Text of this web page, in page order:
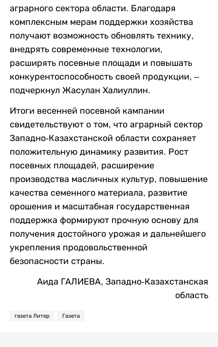
аграрного сектора области. Благодаря
комплексным мерам поддержки хозяйства
получают возможность обновлять технику,
внедрять современные технологии,
расширять посевные площади и повышать
конкурентоспособность своей продукции, –
подчеркнул Жасулан Халиуллин.
Итоги весенней посевной кампании
свидетельствуют о том, что аграрный сектор
Западно-Казахстанской области сохраняет
положительную динамику развития. Рост
посевных площадей, расширение
производства масличных культур, повышение
качества семенного материала, развитие
орошения и масштабная государственная
поддержка формируют прочную основу для
получения достойного урожая и дальнейшего
укрепления продовольственной
безопасности страны.
Аида ГАЛИЕВА, Западно-Казахстанская
область
газета Литер Газета